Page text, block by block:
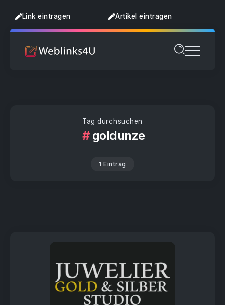
Link eintragen Artikel eintragen
Tag durchsuchen
goldunze
1 Eintrag